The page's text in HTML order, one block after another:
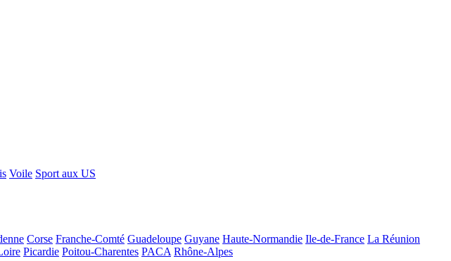
Voile Sport aux US
Corse Franche-Comté Guadeloupe Guyane Haute-Normandie Ile-de-France La Réunion
Picardie Poitou-Charentes PACA Rhône-Alpes